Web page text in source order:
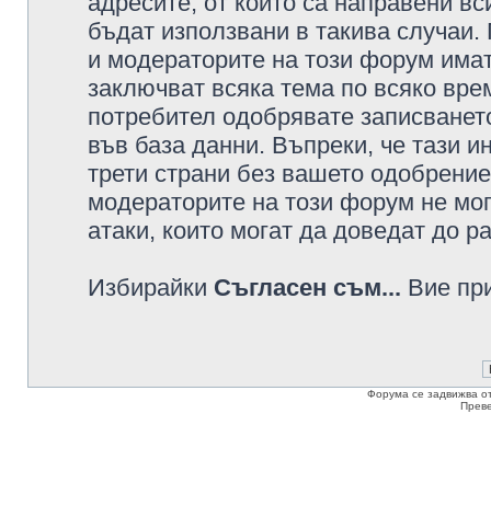
бъдат използвани в такива
и модераторите на този форум
заключват всяка тема по всяко
потребител одобрявате
във база данни. Въпреки, че тази
трети страни без вашето
модераторите на този форум не
атаки, които могат да доведат до
Избирайки Съгласен съм... Вие
Форума се задвижва